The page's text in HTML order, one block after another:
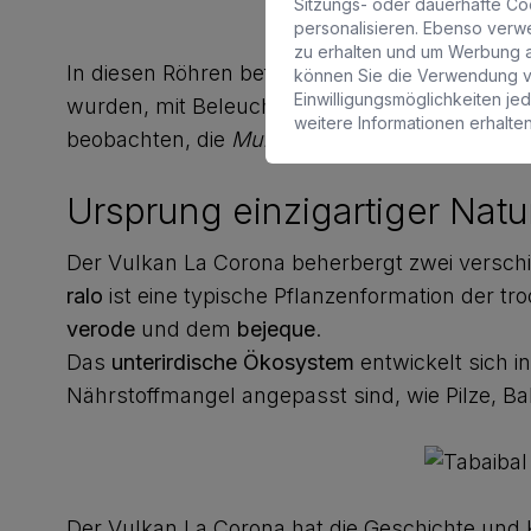
In diesen Röhren befinden sich die Cuevas de
wurden, mit Beleuchtung, Musik und Kunst.
beobachten, die Munidopsis polymorpha
Ursprung einzigartiger
Der Vulkan La Corona beherbergt zwei
ralo ist eine typische Pflanzenformation der
verode und dem bejeque.
Das unterirdische Ökosystem entwickelt sich
Nährstoffmangel angepasst sind, wie Pilze,
Sitzungs- oder dauerhafte
personalisieren. Ebenso
zu erhalten und um Werbung
können Sie die Verwendung
Einwilligungsmöglichkeiten
weitere Informationen